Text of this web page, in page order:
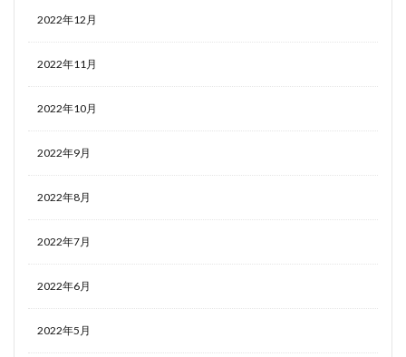
2022年12月
2022年11月
2022年10月
2022年9月
2022年8月
2022年7月
2022年6月
2022年5月